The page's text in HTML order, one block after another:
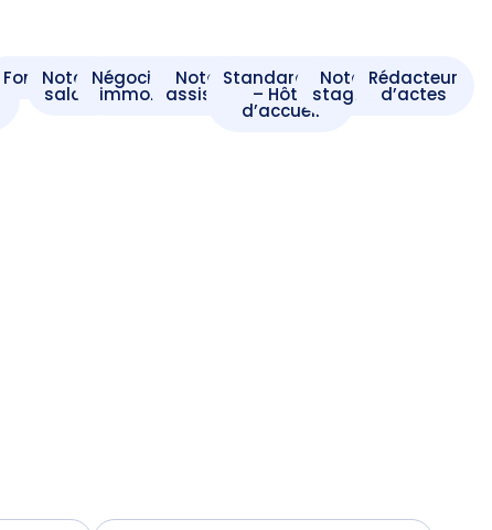
Formaliste
Notaire
salarié
Négociateur
immobilier
Notaire
assistant
Standardiste
– Hôte
d’accueil
Notaire
stagiaire
Rédacteur
d’actes